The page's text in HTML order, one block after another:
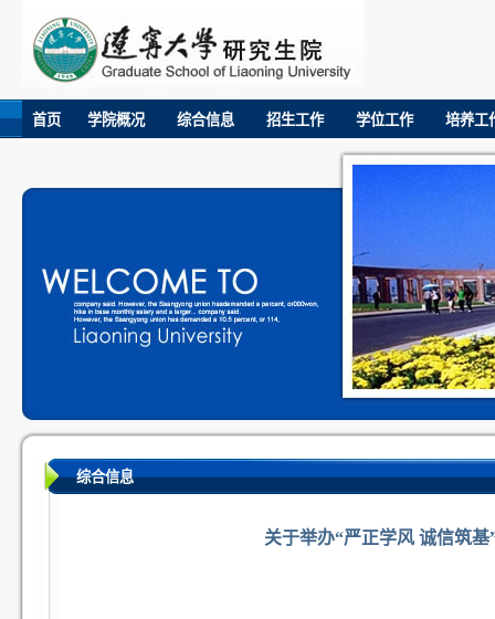
首页 学院概况 综合信息 招生工作 学位工作 培养工
综合信息
关于举办“严正学风 诚信筑